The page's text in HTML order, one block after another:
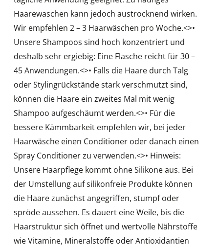
Haarewaschen kann jedoch austrocknend wirken.
Wir empfehlen 2 – 3 Haarwäschen pro Woche.<>•
Unsere Shampoos sind hoch konzentriert und
deshalb sehr ergiebig: Eine Flasche reicht für 30 –
45 Anwendungen.<>• Falls die Haare durch Talg
oder Stylingrückstände stark verschmutzt sind,
können die Haare ein zweites Mal mit wenig
Shampoo aufgeschäumt werden.<>• Für die
bessere Kämmbarkeit empfehlen wir, bei jeder
Haarwäsche einen Conditioner oder danach einen
Spray Conditioner zu verwenden.<>• Hinweis:
Unsere Haarpflege kommt ohne Silikone aus. Bei
der Umstellung auf silikonfreie Produkte können
die Haare zunächst angegriffen, stumpf oder
spröde aussehen. Es dauert eine Weile, bis die
Haarstruktur sich öffnet und wertvolle Nährstoffe
wie Vitamine, Mineralstoffe oder Antioxidantien